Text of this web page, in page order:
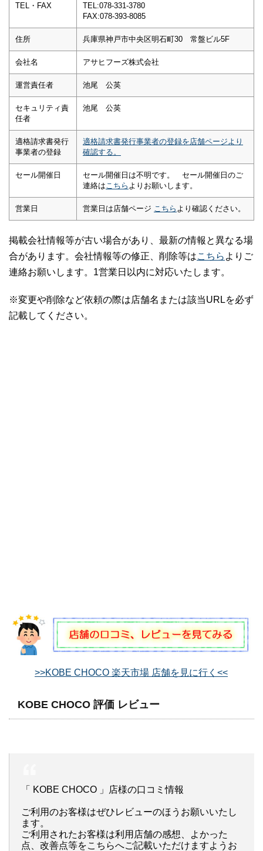
TEL・FAX
TEL:078-331-3780
FAX:078-393-8085
住所 兵庫県神戸市中央区明石町30 常盤ビル5F
会社名 アサヒフーズ株式会社
運営責任者 池尾 公英
セキュリティ責
任者
池尾 公英
適格請求書発行
事業者の登録
適格請求書発行事業者の登録を店舗ページより
確認する。
セール開催日
セール開催日は不明です。 セール開催日のご
連絡は こちら よりお願いします。
営業日 営業日は店舗ページ こちら より確認ください。
掲載会社情報等が古い場合があり、最新の情報と異なる場
合があります。会社情報等の修正、削除等はこちら よりご
連絡お願いします。1営業日以内に対応いたします。
※変更や削除など依頼の際は店舗名または該当URLを必ず
記載してください。
>>KOBE CHOCO 楽天市場 店舗を見に行く<<
KOBE CHOCO 評価 レビュー
「 KOBE CHOCO 」店様の口コミ情報
ご利用のお客様はぜひレビューのほうお願いいたし
ます。
ご利用されたお客様は利用店舗の感想、よかった
点、改善点等をこちらへご記載いただけますようお